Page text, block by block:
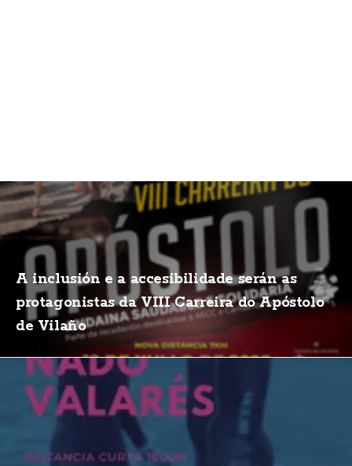
A inclusión e a accesibilidade serán as
protagonistas da VIII Carreira do Apóstolo
de Vilaño